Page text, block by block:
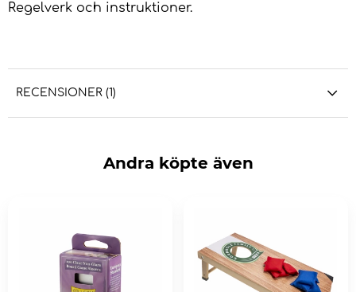
Regelverk och instruktioner.
RECENSIONER (1)
Andra köpte även